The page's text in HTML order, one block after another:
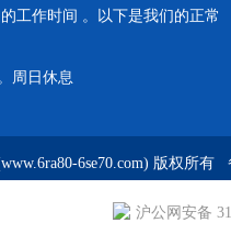
工作时间 。以下是我们的正常
周日休息
6se70.com) 版权所有
沪公网安备